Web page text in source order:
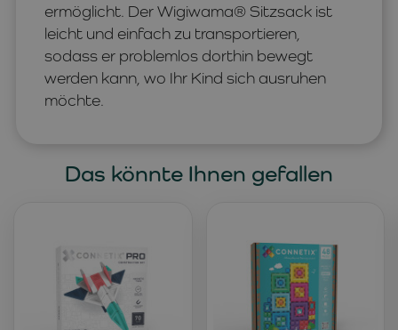
ermöglicht. Der Wigiwama® Sitzsack ist
leicht und einfach zu transportieren,
sodass er problemlos dorthin bewegt
werden kann, wo Ihr Kind sich ausruhen
möchte.
Das könnte Ihnen gefallen